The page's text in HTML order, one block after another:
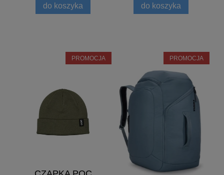
do koszyka do koszyka
PROMOCJA PROMOCJA